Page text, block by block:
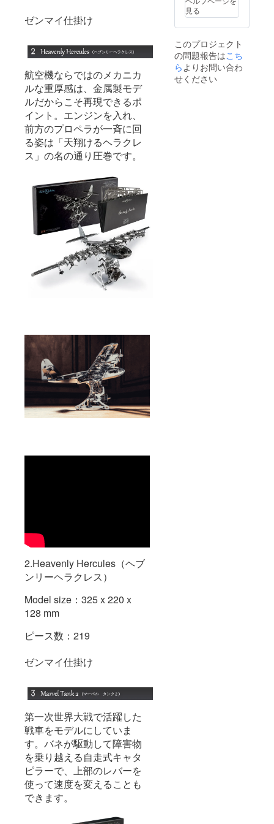
ゼンマイ仕掛け
航空機ならではのメカニカ
ルな重厚感は、金属製モデ
ルだからこそ再現できるポ
イント。エンジンを入れ、
前方のプロペラが一斉に回
る姿は「天翔けるヘラクレ
ス」の名の通り圧巻です。
2.Heavenly Hercules（ヘブ
ンリーヘラクレス）
Model size：325 x 220 x
128 mm
ピース数：219
ゼンマイ仕掛け
第一次世界大戦で活躍した
戦車をモデルにしていま
す。バネが駆動して障害物
を乗り越える自走式キャタ
ピラーで、上部のレバーを
使って速度を変えることも
できます。
見る
このプロジェクト
の問題報告はこち
ら よりお問い合わ
せください